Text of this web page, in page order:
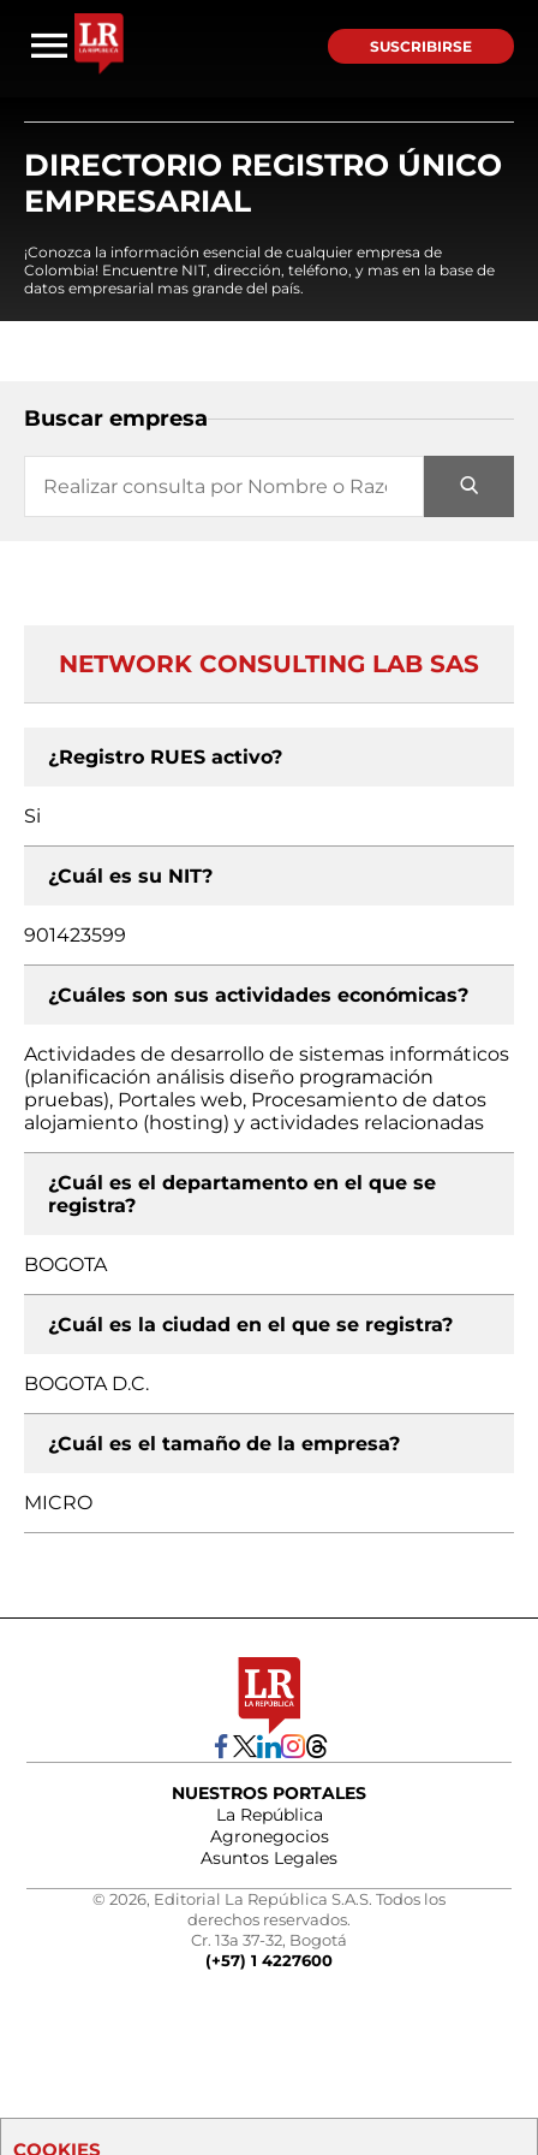
SUSCRIBIRSE
DIRECTORIO REGISTRO ÚNICO
EMPRESARIAL
¡Conozca la información esencial de cualquier empresa de
Colombia! Encuentre NIT, dirección, teléfono, y mas en la base de
datos empresarial mas grande del país.
Buscar empresa
NETWORK CONSULTING LAB SAS
¿Registro RUES activo?
Si
¿Cuál es su NIT?
901423599
¿Cuáles son sus actividades económicas?
Actividades de desarrollo de sistemas informáticos
(planificación análisis diseño programación
pruebas), Portales web, Procesamiento de datos
alojamiento (hosting) y actividades relacionadas
¿Cuál es el departamento en el que se
registra?
BOGOTA
¿Cuál es la ciudad en el que se registra?
BOGOTA D.C.
¿Cuál es el tamaño de la empresa?
MICRO
NUESTROS PORTALES
La República
Agronegocios
Asuntos Legales
© 2026, Editorial La República S.A.S. Todos los
derechos reservados.
Cr. 13a 37-32, Bogotá
(+57) 1 4227600
COOKIES